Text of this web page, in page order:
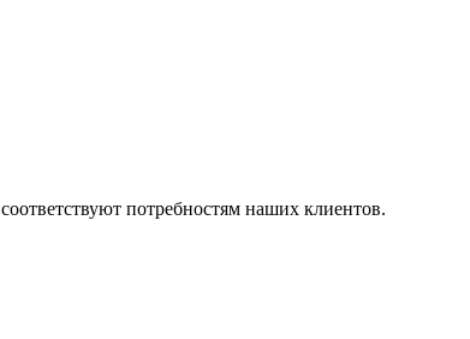
потребностям наших клиентов.